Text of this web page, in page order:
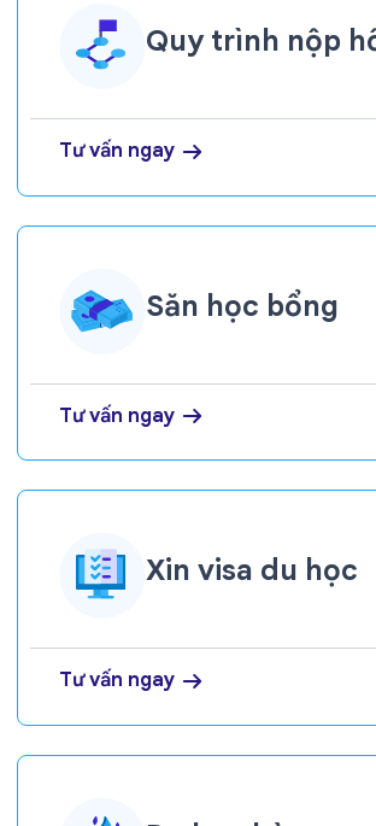
Quy trình nộp
Tư vấn ngay
Săn học bổng
Tư vấn ngay
Xin visa du học
Tư vấn ngay